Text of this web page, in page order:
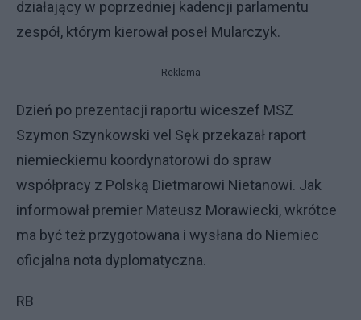
działający w poprzedniej kadencji parlamentu
zespół, którym kierował poseł Mularczyk.
Reklama
Dzień po prezentacji raportu wiceszef MSZ
Szymon Szynkowski vel Sęk przekazał raport
niemieckiemu koordynatorowi do spraw
współpracy z Polską Dietmarowi Nietanowi. Jak
informował premier Mateusz Morawiecki, wkrótce
ma być też przygotowana i wysłana do Niemiec
oficjalna nota dyplomatyczna.
RB